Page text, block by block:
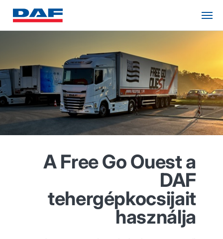
A Free Go Ouest a
DAF
tehergépkocsijait
használja